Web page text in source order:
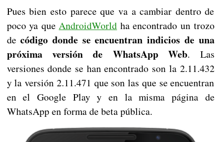
Pues bien esto parece que va a cambiar dentro de
poco ya queAndroidWorld ha encontrado un trozo
decódigo donde se encuentran indicios de una
próxima versión de WhatsApp Web. Las
versiones donde se han encontrado son la 2.11.432
y la versión 2.11.471 que son las que se encuentran
en el Google Play y en la misma página de
WhatsApp en forma de beta pública.